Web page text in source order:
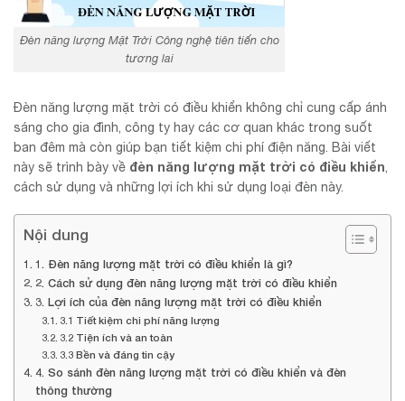
Đèn năng lượng Mặt Trời Công nghệ tiên tiến cho
tương lai
Đèn năng lượng mặt trời có điều khiển không chỉ cung cấp ánh
sáng cho gia đình, công ty hay các cơ quan khác trong suốt
ban đêm mà còn giúp bạn tiết kiệm chi phí điện năng. Bài viết
này sẽ trình bày về đèn năng lượng mặt trời có điều khiển,
cách sử dụng và những lợi ích khi sử dụng loại đèn này.
Nội dung
1. Đèn năng lượng mặt trời có điều khiển là gì?
2. Cách sử dụng đèn năng lượng mặt trời có điều khiển
3. Lợi ích của đèn năng lượng mặt trời có điều khiển
3.1 Tiết kiệm chi phí năng lượng
3.2 Tiện ích và an toàn
3.3 Bền và đáng tin cậy
4. So sánh đèn năng lượng mặt trời có điều khiển và đèn
thông thường